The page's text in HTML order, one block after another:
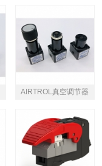
AIRTROL真空调节器